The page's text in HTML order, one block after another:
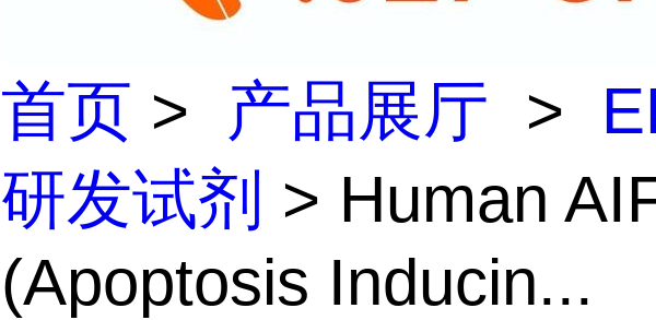
首页 > 产品展厅 >
研发试剂 > Human
(Apoptosis Inducin...